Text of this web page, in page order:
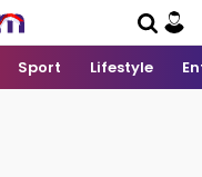
Sport Lifestyle